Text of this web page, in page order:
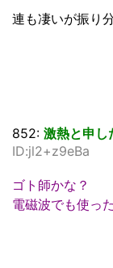
連も凄いが振り
852: 激熱と申し
ID:jl2+z9eBa
ゴト師かな？
電磁波でも使っ